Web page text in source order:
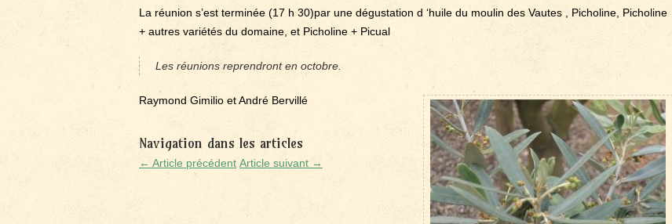
La réunion s’est terminée (17 h 30)par une dégustation d ‘huile du moulin des Vautes , Picholine, Picholine
+ autres variétés du domaine, et Picholine + Picual
Les réunions reprendront en octobre.
Raymond Gimilio et André Bervillé
Navigation dans les articles
← Article précédent Article suivant →